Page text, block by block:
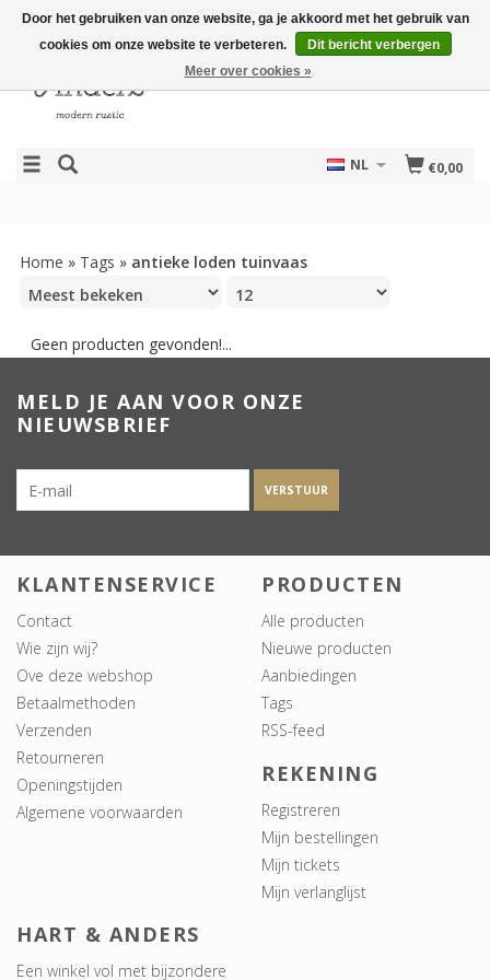
€0,00
NL
Home » Tags » antieke loden tuinvaas
Geen producten gevonden!...
MELD JE AAN VOOR ONZE
NIEUWSBRIEF
VERSTUUR
KLANTENSERVICE
Contact
Wie zijn wij?
Ove deze webshop
Betaalmethoden
Verzenden
Retourneren
Openingstijden
Algemene voorwaarden
PRODUCTEN
Alle producten
Nieuwe producten
Aanbiedingen
Tags
RSS-feed
REKENING
Registreren
Mijn bestellingen
Mijn tickets
Mijn verlanglijst
HART & ANDERS
Een winkel vol met bijzondere
Door het gebruiken van onze website, ga je akkoord met het gebruik van
cookies om onze website te verbeteren.
Dit bericht verbergen
Meer over cookies »